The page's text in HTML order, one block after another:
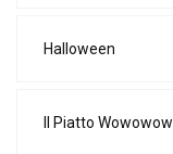
Halloween
Il Piatto Wowowow